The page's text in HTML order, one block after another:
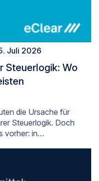
Juli 2026
Steuerlogik: Wo
die Ursache für
Steuerlogik. Doch
vorher: in…